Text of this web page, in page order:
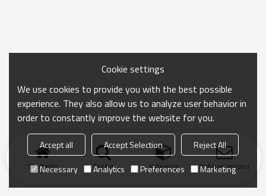
Startseite Suche Kategorie Anfrage senden
Cookie settings
We use cookies to provide you with the best possible
experience. They also allow us to analyze user behavior in
order to constantly improve the website for you.
Accept all Accept Selection
Reject All
Necessary
Analytics Preferences Marketing